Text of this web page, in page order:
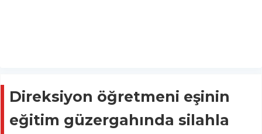
Direksiyon öğretmeni eşinin
eğitim güzergahında silahla